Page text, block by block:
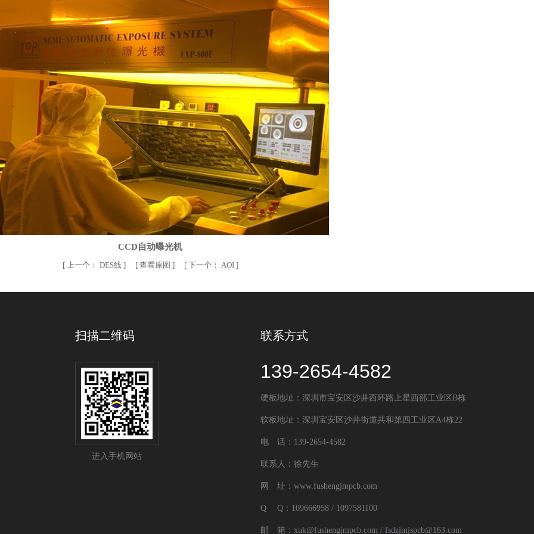
CCD自动曝光机
[ 上一个： DES线 ] [ 查看原图 ] [ 下一个： AOI ]
扫描二维码
进入手机网站
联系方式
139-2654-4582
硬板地址：深圳市宝安区沙井西环路上星西部工业区B栋
软板地址：深圳宝安区沙井街道共和第四工业区A4栋22
电 话：139-2654-4582
联系人：徐先生
网 址：www.fushengjmpcb.com
Q Q：109666958 / 1097581100
邮 箱：xuk@fushengjmpcb.com / fsdzjmjspcb@163.com